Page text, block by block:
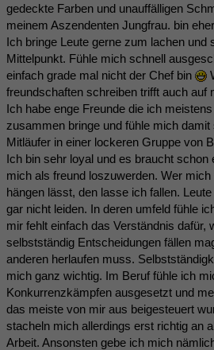
gedeckte Farben und unauffälligen
meinem Aszendenten Jungfrau. bin
Ich bringe Leute gerne zum lachen und
Mittelpunkt. Fühle mich schnell
einfach grade mal nicht der Chef bin
freundschaften schreiben trifft auch auf
Ich habe enge Freunde die ich
zusammen bringe und fühle mich
Mitläufer in einer lockeren Gruppe von
Ich bin sehr loyal und es braucht schon
mich als freund loszuwerden. Wer
hängen lässt, den lasse ich fallen.
gar nicht leiden. In deren umfeld fühle
mir fehlt einfach das Verständnis dafür,
selbstständig Entscheidungen fällen
anderen herlaufen muss.
mich ganz wichtig. Im Beruf fühle ich
Konkurrenzkämpfen ausgesetzt und
das meiste von mir aus beigesteuert
stacheln mich allerdings erst richtig an
Arbeit. Ansonsten gebe ich mich